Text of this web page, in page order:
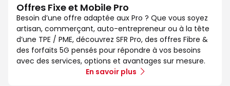
Offres Fixe et Mobile Pro
Besoin d’une offre adaptée aux Pro ? Que vous soyez
artisan, commerçant, auto-entrepreneur ou à la tête
d’une TPE / PME, découvrez SFR Pro, des offres Fibre &
des forfaits 5G pensés pour répondre à vos besoins
avec des services, options et avantages sur mesure.
En savoir plus